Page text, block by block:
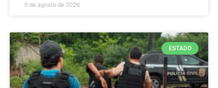
5 de agosto de 2026
ESTADO